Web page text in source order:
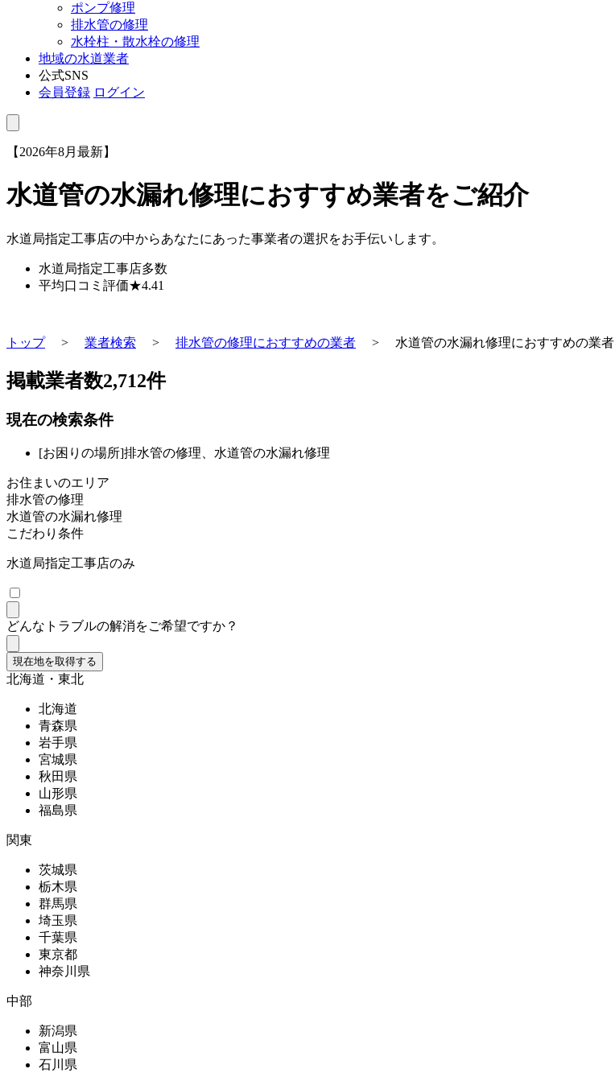
ポンプ修理
排水管の修理
水栓柱・散水栓の修理
地域の水道業者
公式SNS
会員登録 ログイン
【2026年8月最新】
水道管の水漏れ修理におすすめ業者をご紹介
水道局指定工事店の中からあなたにあった事業者の選択をお手伝いします。
水道局指定工事店多数
平均口コミ評価★4.41
トップ> 業者検索 > 排水管の修理におすすめの業者 > 水道管の水漏れ修理におすすめの業者
掲載業者数2,712件
現在の検索条件
[お困りの場所]排水管の修理、水道管の水漏れ修理
お住まいのエリア
排水管の修理
水道管の水漏れ修理
こだわり条件
水道局指定工事店のみ
どんなトラブルの解消をご希望ですか？
現在地を取得する
北海道・東北
北海道
青森県
岩手県
宮城県
秋田県
山形県
福島県
関東
茨城県
栃木県
群馬県
埼玉県
千葉県
東京都
神奈川県
中部
新潟県
富山県
石川県